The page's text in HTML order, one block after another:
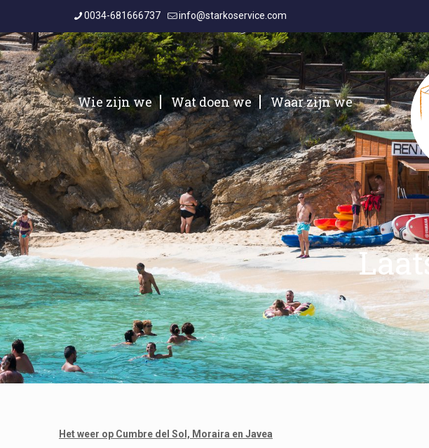
0034-681666737 info@starkoservice.com
Wie zijn we Wat doen we Waar zijn we
Het weer op Cumbre del Sol, Moraira en Javea